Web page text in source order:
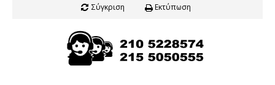
Σύγκριση Εκτύπωση